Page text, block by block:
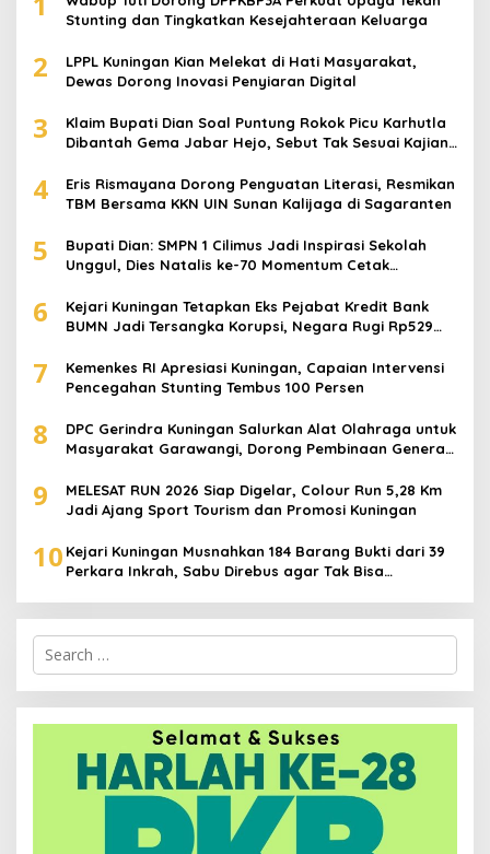
Stunting dan Tingkatkan Kesejahteraan Keluarga
2
LPPL Kuningan Kian Melekat di Hati Masyarakat,
Dewas Dorong Inovasi Penyiaran Digital
3
Klaim Bupati Dian Soal Puntung Rokok Picu Karhutla
Dibantah Gema Jabar Hejo, Sebut Tak Sesuai Kajian
4
Eris Rismayana Dorong Penguatan Literasi, Resmikan
TBM Bersama KKN UIN Sunan Kalijaga di Sagaranten
5
Bupati Dian: SMPN 1 Cilimus Jadi Inspirasi Sekolah
Unggul, Dies Natalis ke-70 Momentum Cetak
6
Kejari Kuningan Tetapkan Eks Pejabat Kredit Bank
BUMN Jadi Tersangka Korupsi, Negara Rugi Rp529
7
Kemenkes RI Apresiasi Kuningan, Capaian Intervensi
Pencegahan Stunting Tembus 100 Persen
8
DPC Gerindra Kuningan Salurkan Alat Olahraga untuk
Masyarakat Garawangi, Dorong Pembinaan Generasi
9
MELESAT RUN 2026 Siap Digelar, Colour Run 5,28 Km
Jadi Ajang Sport Tourism dan Promosi Kuningan
10 Kejari Kuningan Musnahkan 184 Barang Bukti dari 39
Perkara Inkrah, Sabu Direbus agar Tak Bisa
Search
for: